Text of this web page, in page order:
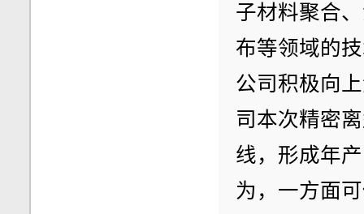
子材料聚合
布等领域的
公司积极向
司本次精密
线，形成年
为，一方面